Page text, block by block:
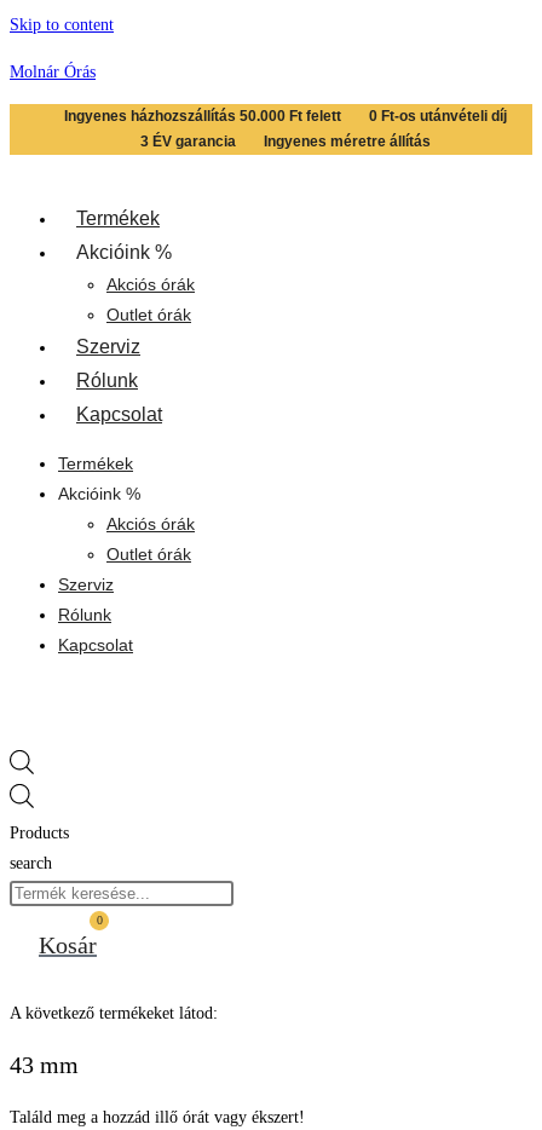
Skip to content
Molnár Órás
Ingyenes házhozszállítás 50.000 Ft felett
0 Ft-os utánvételi díj
3 ÉV garancia
Ingyenes méretre állítás
Termékek
Akcióink %
Akciós órák
Outlet órák
Szerviz
Rólunk
Kapcsolat
Termékek
Akcióink %
Akciós órák
Outlet órák
Szerviz
Rólunk
Kapcsolat
Products
search
0
Kosár
A következő termékeket látod:
43 mm
Találd meg a hozzád illő órát vagy ékszert!